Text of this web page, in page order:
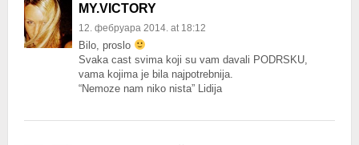
MY.VICTORY
12. фебруара 2014. at 18:12
Bilo, proslo
Svaka cast svima koji su vam davali PODRSKU,
vama kojima je bila najpotrebnija.
“Nemoze nam niko nista” Lidija